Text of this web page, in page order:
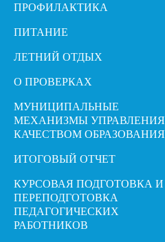
ПРОФИЛАКТИКА
ПИТАНИЕ
ЛЕТНИЙ ОТДЫХ
О ПРОВЕРКАХ
МУНИЦИПАЛЬНЫЕ
МЕХАНИЗМЫ УПРАВЛЕНИЯ
КАЧЕСТВОМ ОБРАЗОВАНИЯ
ИТОГОВЫЙ ОТЧЕТ
КУРСОВАЯ ПОДГОТОВКА И
ПЕРЕПОДГОТОВКА
ПЕДАГОГИЧЕСКИХ
РАБОТНИКОВ